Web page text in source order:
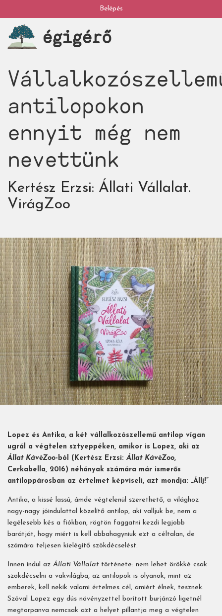
a
tartalomra
My
account
Belépés
égigérő
antilopokon
ennyit még nem
nevettünk
Kertész Erzsi: Állati Vállalat.
VirágZoo
Lopez és Antika, a két vállalkozószellemű antilop vígan
ugrál a végtelen sztyeppéken, amikor is Lopez, aki az
Állat KávéZoo-ból (Kertész Erzsi: Állat KávéZoo,
Cerkabella, 2016) néhányak számára már ismerős
antiloppárosban az értelmet képviseli, azt mondja: „Állj!”
Antika, a kissé lassú, ámde végtelenül szerethető, a világhoz
nagy-nagy jóindulattal közelítő antilop, aki valljuk be, nem a
legélesebb kés a fiókban, rögtön faggatni kezdi legjobb
barátját, hogy miért is kell abbahagyniuk ezt a céltalan, de
számára teljesen kielégítő szökdécselést.
Innen indul az Állati Vállalat története: nem lehet örökké csak
szökdécselni a vakvilágba, az antilopok is olyanok, mint az
emberek, kell nekik valami értelmes cél, amiért élnek, tesznek.
Szóval Lopez egy dús növényzettel borított burjánzó ligetnél
megtorpanva nemcsak azt a helyet pillantja meg a végtelen